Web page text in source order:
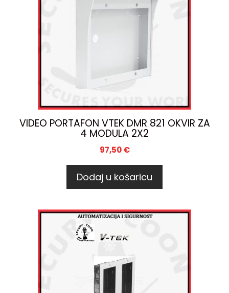
VIDEO PORTAFON VTEK DMR 821 OKVIR ZA
4 MODULA 2X2
97,50€
Dodaj u košaricu